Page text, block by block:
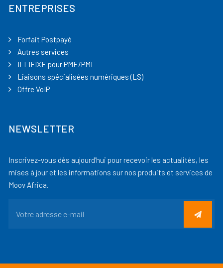
ENTREPRISES
Forfait Postpayé
Autres services
ILLIFIXE pour PME/PMI
Liaisons spécialisées numériques (LS)
Offre VoIP
NEWSLETTER
Inscrivez-vous dès aujourd'hui pour recevoir les actualités, les
mises à jour et les informations sur nos produits et services de
Moov Africa.